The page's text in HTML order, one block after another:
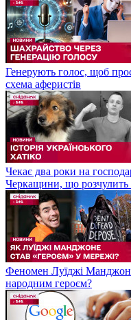
Генерують голос, щоб
схема аферистів
Чекає два роки на
Черкащини, що розчулить
Феномен Луїджі
народним героєм?